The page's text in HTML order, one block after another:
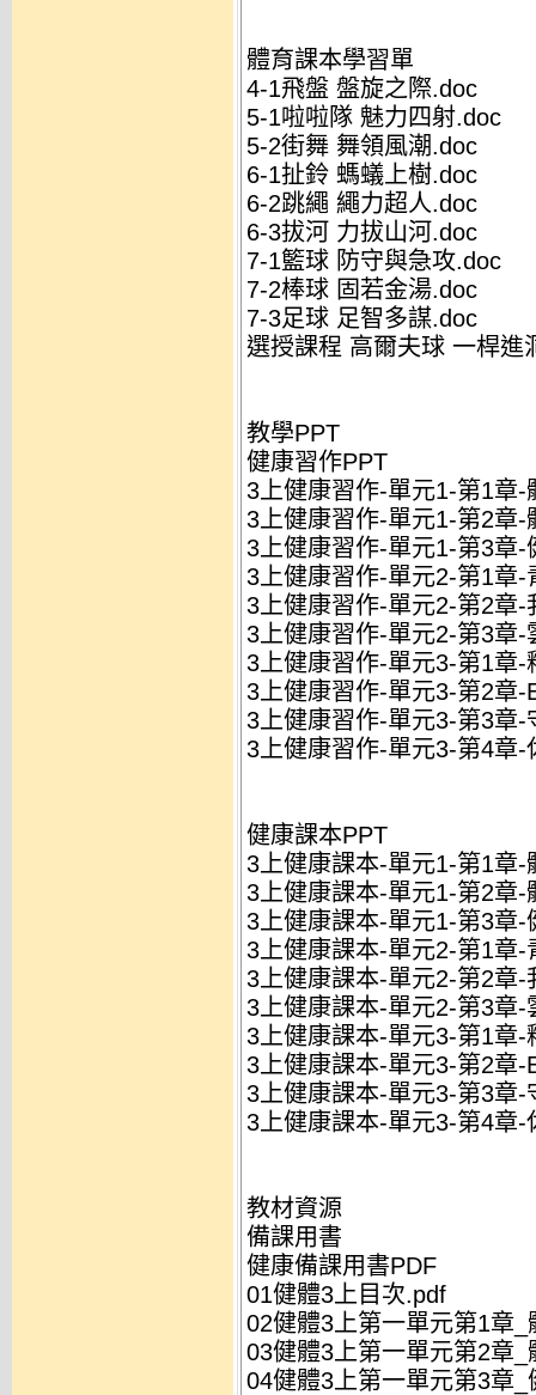
體育課本學習單
4-1飛盤 盤旋之際.doc
5-1啦啦隊 魅力四射.doc
5-2街舞 舞領風潮.doc
6-1扯鈴 螞蟻上樹.doc
6-2跳繩 繩力超人.doc
6-3拔河 力拔山河.doc
7-1籃球 防守與急攻.doc
7-2棒球 固若金湯.doc
7-3足球 足智多謀.doc
選授課程 高爾夫球 一桿進
教學PPT
健康習作PPT
3上健康習作-單元1-第1章-
3上健康習作-單元1-第2章-
3上健康習作-單元1-第3章
3上健康習作-單元2-第1章-
3上健康習作-單元2-第2章-
3上健康習作-單元2-第3章-
3上健康習作-單元3-第1章-
3上健康習作-單元3-第2章-
3上健康習作-單元3-第3章-
3上健康習作-單元3-第4章
健康課本PPT
3上健康課本-單元1-第1章-
3上健康課本-單元1-第2章-
3上健康課本-單元1-第3章
3上健康課本-單元2-第1章-
3上健康課本-單元2-第2章-
3上健康課本-單元2-第3章-
3上健康課本-單元3-第1章-
3上健康課本-單元3-第2章-
3上健康課本-單元3-第3章-
3上健康課本-單元3-第4章
教材資源
備課用書
健康備課用書PDF
01健體3上目次.pdf
02健體3上第一單元第1章_
03健體3上第一單元第2章
04健體3上第一單元第3章